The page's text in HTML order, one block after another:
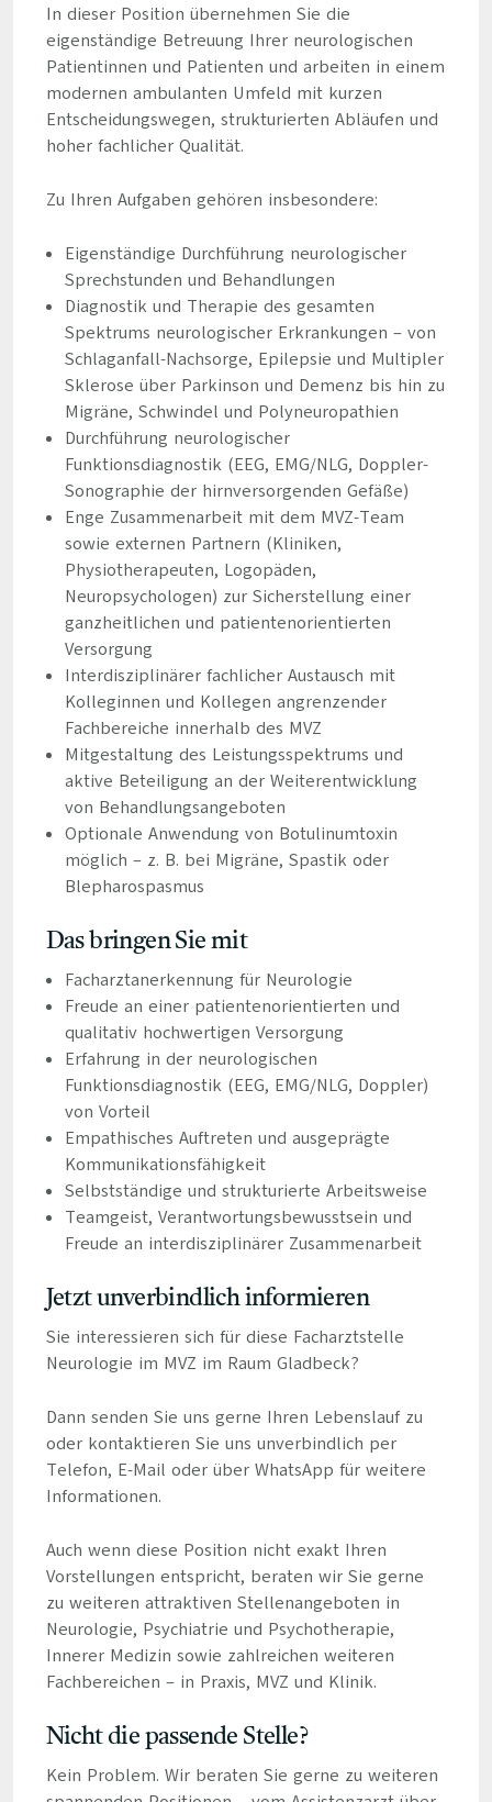
In dieser Position übernehmen Sie die
eigenständige Betreuung Ihrer neurologischen
Patientinnen und Patienten und arbeiten in einem
modernen ambulanten Umfeld mit kurzen
Entscheidungswegen, strukturierten Abläufen und
hoher fachlicher Qualität.
Zu Ihren Aufgaben gehören insbesondere:
Eigenständige Durchführung neurologischer
Sprechstunden und Behandlungen
Diagnostik und Therapie des gesamten
Spektrums neurologischer Erkrankungen – von
Schlaganfall-Nachsorge, Epilepsie und Multipler
Sklerose über Parkinson und Demenz bis hin zu
Migräne, Schwindel und Polyneuropathien
Durchführung neurologischer
Funktionsdiagnostik (EEG, EMG/NLG, Doppler-
Sonographie der hirnversorgenden Gefäße)
Enge Zusammenarbeit mit dem MVZ-Team
sowie externen Partnern (Kliniken,
Physiotherapeuten, Logopäden,
Neuropsychologen) zur Sicherstellung einer
ganzheitlichen und patientenorientierten
Versorgung
Interdisziplinärer fachlicher Austausch mit
Kolleginnen und Kollegen angrenzender
Fachbereiche innerhalb des MVZ
Mitgestaltung des Leistungsspektrums und
aktive Beteiligung an der Weiterentwicklung
von Behandlungsangeboten
Optionale Anwendung von Botulinumtoxin
möglich – z. B. bei Migräne, Spastik oder
Blepharospasmus
Das bringen Sie mit
Facharztanerkennung für Neurologie
Freude an einer patientenorientierten und
qualitativ hochwertigen Versorgung
Erfahrung in der neurologischen
Funktionsdiagnostik (EEG, EMG/NLG, Doppler)
von Vorteil
Empathisches Auftreten und ausgeprägte
Kommunikationsfähigkeit
Selbstständige und strukturierte Arbeitsweise
Teamgeist, Verantwortungsbewusstsein und
Freude an interdisziplinärer Zusammenarbeit
Jetzt unverbindlich informieren
Sie interessieren sich für diese Facharztstelle
Neurologie im MVZ im Raum Gladbeck?
Dann senden Sie uns gerne Ihren Lebenslauf zu
oder kontaktieren Sie uns unverbindlich per
Telefon, E-Mail oder über WhatsApp für weitere
Informationen.
Auch wenn diese Position nicht exakt Ihren
Vorstellungen entspricht, beraten wir Sie gerne
zu weiteren attraktiven Stellenangeboten in
Neurologie, Psychiatrie und Psychotherapie,
Innerer Medizin sowie zahlreichen weiteren
Fachbereichen – in Praxis, MVZ und Klinik.
Nicht die passende Stelle?
Kein Problem. Wir beraten Sie gerne zu weiteren